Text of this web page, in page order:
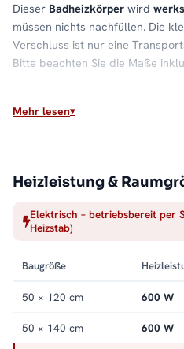
Dieser Badheizkörper wird
müssen nichts nachfüllen. Die
Verschluss ist nur eine
Bitte beachten Sie die Maße
Fürkleine bis mittelgroße Bäder
Mittelanschluss
Wärme und Komfort im Bad
mit echtem Alltagskomfort:
Mehr lesen
Heizleistung &
Elektrisch – betriebsbereit per
Heizstab)
Baugröße
50 × 120 cm 600 W
50 × 140 cm 600 W